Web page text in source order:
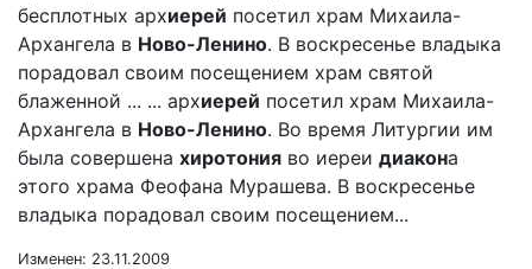
бесплотных архиерей посетил храм Михаила-
Архангела в Ново-Ленино. В воскресенье владыка
порадовал своим посещением храм святой
блаженной ... ... архиерей посетил храм Михаила-
Архангела в Ново-Ленино. Во время Литургии им
была совершена хиротония во иереи диакона
этого храма Феофана Мурашева. В воскресенье
владыка порадовал своим посещением...
Изменен: 23.11.2009